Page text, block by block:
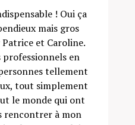
! Oui ça
mais gros
et Caroline.
professionnels en
tellement
tout simplement
le monde qui ont
rencontrer à mon